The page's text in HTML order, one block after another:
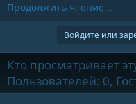
Продолжить чтение...
Войдите или
Кто просматривает
Пользователей: 0,